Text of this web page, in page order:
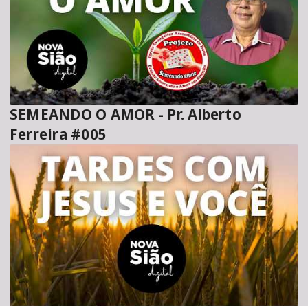
SEMEANDO O AMOR - Pr. Alberto
Ferreira #005